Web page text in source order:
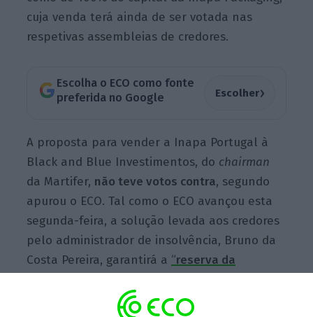
cuja venda terá ainda de ser votada nas
respetivas assembleias de credores.
Escolha o ECO como fonte
preferida no Google
Escolher›
A proposta para vender a Inapa Portugal à
Black and Blue Investimentos, do chairman
da Martifer, não teve votos contra, segundo
apurou o ECO. Tal como o ECO avançou esta
segunda-feira, a solução levada aos credores
pelo administrador de insolvência, Bruno da
Costa Pereira, garantirá a “reserva da
atividade da empresa, na distribuição de